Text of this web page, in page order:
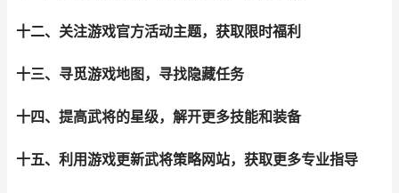
十二、关注游戏官方活动主题，获取限时福利
十三、寻觅游戏地图，寻找隐藏任务
十四、提高武将的星级，解开更多技能和装备
十五、利用游戏更新武将策略网站，获取更多专业指导